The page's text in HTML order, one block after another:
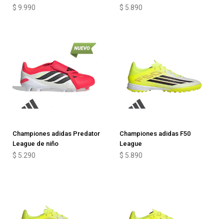
$ 9.990 $ 5.890
Championes adidas Predator
League de niño
$ 5.290
Championes adidas F50
League
$ 5.890